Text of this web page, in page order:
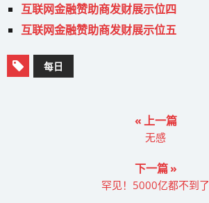
互联网金融赞助商发财展示位四
互联网金融赞助商发财展示位五
每日
« 上一篇
无感
下一篇 »
罕见！5000亿都不到了